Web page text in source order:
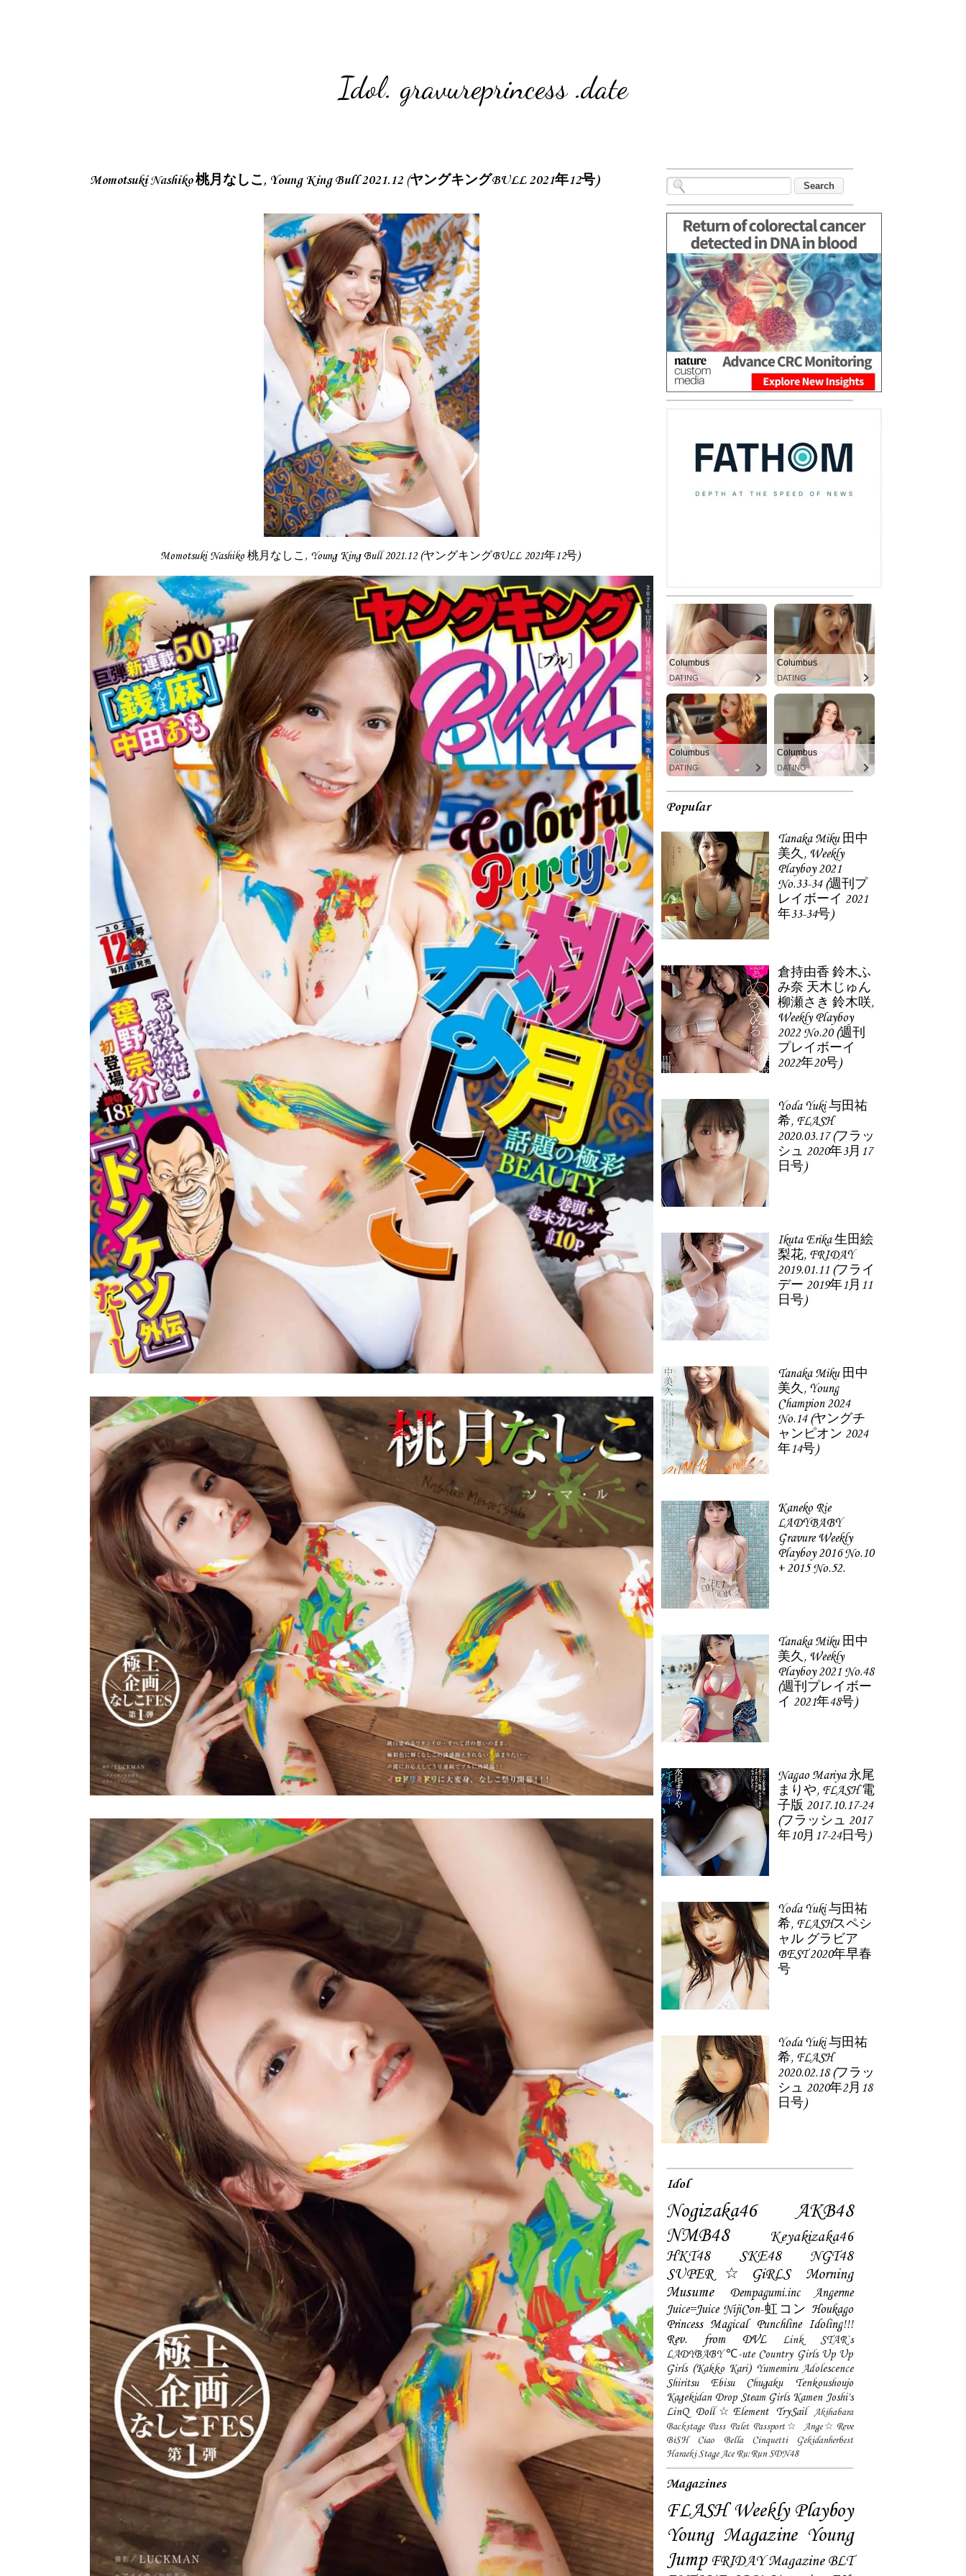
Idol. gravureprincess .date
Momotsuki Nashiko 桃月なしこ, Young King Bull 2021.12 (ヤングキングBULL 2021年12号)
Momotsuki Nashiko 桃月なしこ, Young King Bull 2021.12 (ヤングキングBULL 2021年12号)
Columbus
DATING
Columbus
DATING
Columbus
DATING
Columbus
DATING
Popular
Tanaka Miku 田中
美久, Weekly
Playboy 2021
No.33-34 (週刊プ
レイボーイ 2021
年33-34号)
倉持由香 鈴木ふ
み奈 天木じゅん
柳瀬さき 鈴木咲,
Weekly Playboy
2022 No.20 (週刊
プレイボーイ
2022年20号)
Yoda Yuki 与田祐
希, FLASH
2020.03.17 (フラッ
シュ 2020年3月17
日号)
Ikuta Erika 生田絵
梨花, FRIDAY
2019.01.11 (フライ
デー 2019年1月11
日号)
Tanaka Miku 田中
美久, Young
Champion 2024
No.14 (ヤングチ
ャンピオン 2024
年14号)
Kaneko Rie
LADYBABY
Gravure Weekly
Playboy 2016 No.10
+ 2015 No.52.
Tanaka Miku 田中
美久, Weekly
Playboy 2021 No.48
(週刊プレイボー
イ 2021年48号)
Nagao Mariya 永尾
まりや, FLASH 電
子版 2017.10.17-24
(フラッシュ 2017
年10月17-24日号)
Yoda Yuki 与田祐
希, FLASHスペシ
ャル グラビア
BEST 2020年早春
号
Yoda Yuki 与田祐
希, FLASH
2020.02.18 (フラッ
シュ 2020年2月18
日号)
Idol
Nogizaka46
AKB48
NMB48
Keyakizaka46
HKT48
SKE48
NGT48
SUPER☆GiRLS
Morning
Musume
Dempagumi.inc
Angerme
Juice=Juice NijiCon-虹コン Houkago
Princess Magical Punchline Idoling!!!
Rev. from DVL
Link STAR`s
LADYBABY ℃-ute Country Girls Up Up
Girls (Kakko Kari) Yumemiru Adolescence
Shiritsu Ebisu Chugaku
Tenkoushoujo
Kagekidan Drop Steam Girls Kamen Joshi's
LinQ Doll☆Element TrySail
Akihabara
Backstage Pass Palet Passport☆
Ange☆Reve
BiSH
Ciao Bella Cinquetti
Gekidanherbest
Haraeki Stage Ace Ru:Run SDN48
Magazines
FLASH Weekly Playboy
Young Magazine Young
Jump FRIDAY Magazine BLT